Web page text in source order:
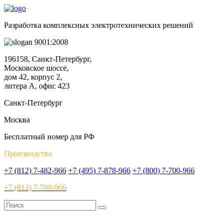
Разработка комплексных электротехнических решений
9001:2008
196158, Санкт-Петербург,
Московское шоссе,
дом 42, корпус 2,
литера А, офис 423
Санкт-Петербург
Москва
Бесплатный номер для РФ
Производство
+7 (812) 7-482-966 +7 (495) 7-878-966 +7 (800) 7-700-966
+7 (812) 7-700-966